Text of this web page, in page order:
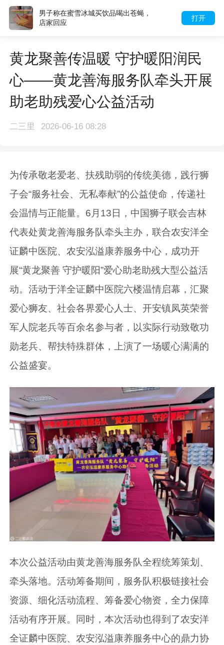
打开
男子称在蜜雪冰城买饮品喝出苍蝇，
店家回应
黄龙聚善传温暖 守护暖阳润民
心——黄龙善海服务队牵头开展
助老助残爱心公益活动
二三里 2026-06-16 08:28
为传承敬老爱老、扶残助弱的传统美德，践行狮
子会“服务社会、无私奉献”的公益使命，传递社
会温情与正能量。6月13日，中国狮子联会吉林
代表处黄龙善海服务队牵头主办，联合农安洋全
证麟中医院、农安泓溢康养服务中心，成功开
展“黄龙聚善 守护暖阳”爱心助老助残大型公益活
动。活动于洋全证麟中医院六楼温情启幕，汇聚
爱心狮友、社会各界爱心人士、开安镇凤英荣誉
军人院老兵等百余名参与者，以实际行动致敬功
勋老兵、帮扶特殊群体，上演了一场暖心满满的
公益盛宴。
本次公益活动由黄龙善海服务队全程统筹策划、
牵头落地。活动筹备期间，服务队积极链接社会
资源、细化活动流程、筹备爱心物资，全力保障
活动有序开展。同时，本次活动也得到了农安洋
全证麟中医院、农安泓溢康养服务中心的鼎力协